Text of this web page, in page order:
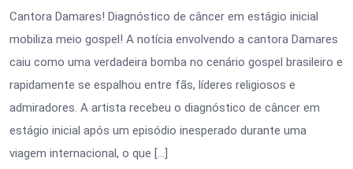
Cantora Damares! Diagnóstico de câncer em estágio inicial
mobiliza meio gospel! A notícia envolvendo a cantora Damares
caiu como uma verdadeira bomba no cenário gospel brasileiro e
rapidamente se espalhou entre fãs, líderes religiosos e
admiradores. A artista recebeu o diagnóstico de câncer em
estágio inicial após um episódio inesperado durante uma
viagem internacional, o que […]